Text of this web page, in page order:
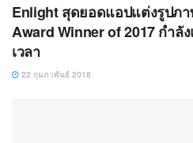
Enlight สุดยอดแอปแต่งรูปภา
Award Winner of 2017 กำ
เวลา
22 กุมภาพันธ์ 2018